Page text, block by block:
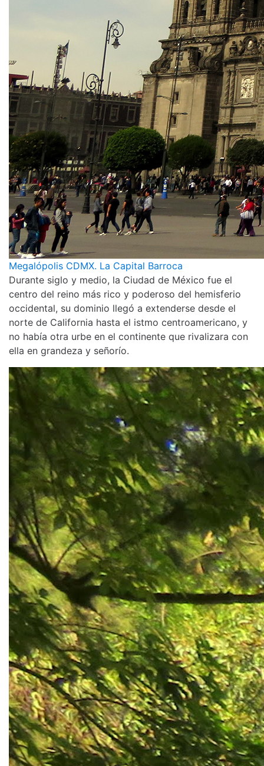
Megalópolis CDMX. La Capital Barroca
Durante siglo y medio, la Ciudad de México fue el
centro del reino más rico y poderoso del hemisferio
occidental, su dominio llegó a extenderse desde el
norte de California hasta el istmo centroamericano, y
no había otra urbe en el continente que rivalizara con
ella en grandeza y señorío.